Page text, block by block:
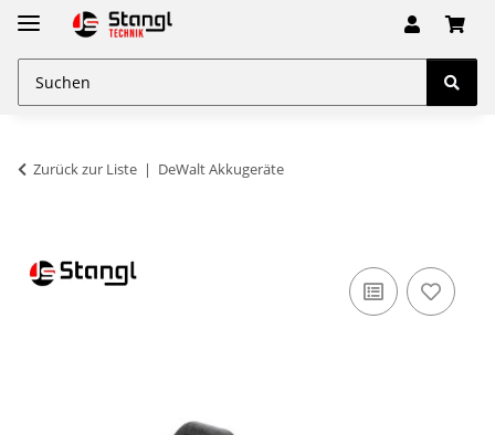
Zurück zur Liste DeWalt Akkugeräte